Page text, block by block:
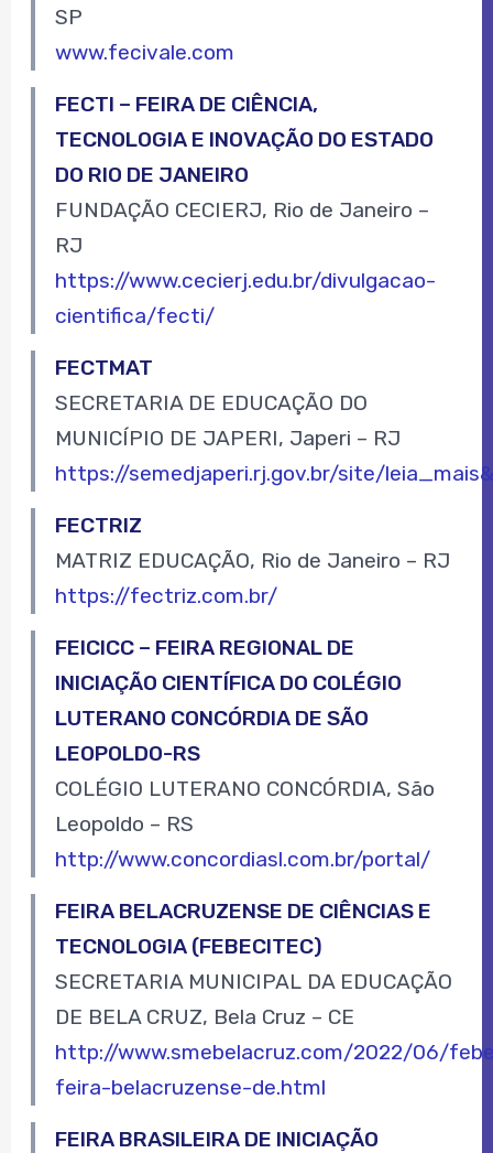
SP
www.fecivale.com
FECTI – FEIRA DE CIÊNCIA,
TECNOLOGIA E INOVAÇÃO DO ESTADO
DO RIO DE JANEIRO
FUNDAÇÃO CECIERJ, Rio de Janeiro –
RJ
https://www.cecierj.edu.br/divulgacao-
cientifica/fecti/
FECTMAT
SECRETARIA DE EDUCAÇÃO DO
MUNICÍPIO DE JAPERI, Japeri – RJ
https://semedjaperi.rj.gov.br/site/
FECTRIZ
MATRIZ EDUCAÇÃO, Rio de Janeiro – RJ
https://fectriz.com.br/
FEICICC – FEIRA REGIONAL DE
INICIAÇÃO CIENTÍFICA DO COLÉGIO
LUTERANO CONCÓRDIA DE SÃO
LEOPOLDO-RS
COLÉGIO LUTERANO CONCÓRDIA, São
Leopoldo – RS
http://www.concordiasl.com.br/portal/
FEIRA BELACRUZENSE DE CIÊNCIAS E
TECNOLOGIA (FEBECITEC)
SECRETARIA MUNICIPAL DA EDUCAÇÃO
DE BELA CRUZ, Bela Cruz – CE
http://www.smebelacruz.com/2022/06/
feira-belacruzense-de.html
FEIRA BRASILEIRA DE INICIAÇÃO